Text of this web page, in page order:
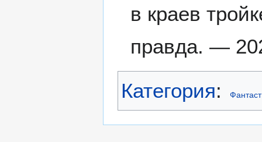
в краев
правда. —
Категория: